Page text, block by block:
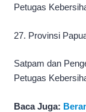
Petugas
27. Provinsi
Satpam dan
Petugas
Baca Juga: